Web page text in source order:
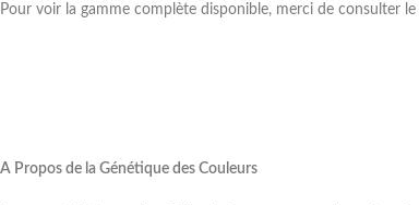
Pour voir la gamme complète disponible, merci de consulter le
A Propos de la Génétique des Couleurs